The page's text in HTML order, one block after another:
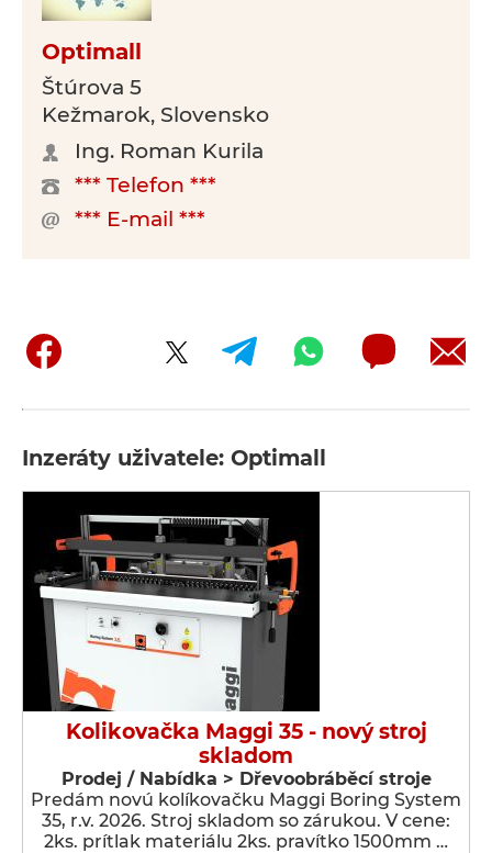
Optimall
Štúrova 5
Kežmarok, Slovensko
Ing. Roman Kurila
*** Telefon ***
*** E-mail ***
Inzeráty uživatele: Optimall
Kolikovačka Maggi 35 - nový stroj
skladom
Prodej / Nabídka > Dřevoobráběcí stroje
Predám novú kolíkovačku Maggi Boring System
35, r.v. 2026. Stroj skladom so zárukou. V cene:
2ks. prítlak materiálu 2ks. pravítko 1500mm …